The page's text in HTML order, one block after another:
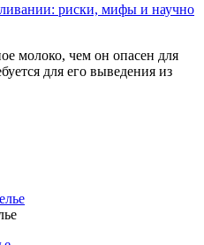
риски, мифы и научно
молоко, чем он опасен для
для его выведения из